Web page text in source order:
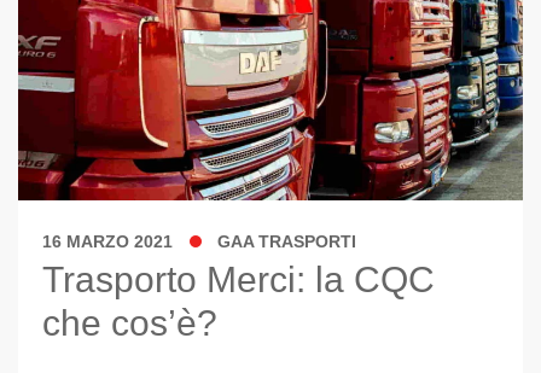
16 MARZO 2021 GAA TRASPORTI
Trasporto Merci: la CQC
che cos’è?